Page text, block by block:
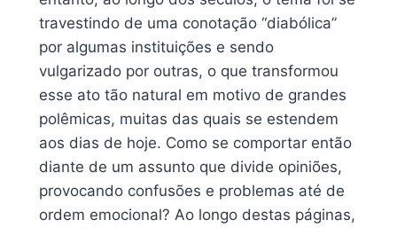
travestindo de uma conotação “diabólica”
por algumas instituições e sendo
vulgarizado por outras, o que transformou
esse ato tão natural em motivo de grandes
polêmicas, muitas das quais se estendem
aos dias de hoje. Como se comportar então
diante de um assunto que divide opiniões,
provocando confusões e problemas até de
ordem emocional? Ao longo destas páginas,